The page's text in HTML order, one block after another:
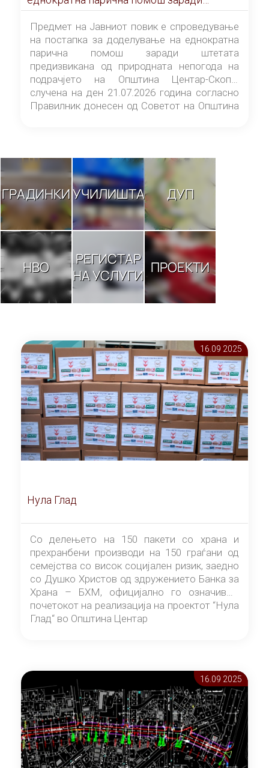
штетата предизвикана од природната
непогода на подрачјето на Општина
Центар-Скопје случена на ден 21.07.2026
година
Предмет на Јавниот повик е спроведување
на постапка за доделување на еднократна
парична помош заради штетата
предизвикана од природната непогода на
подрачјето на Општина Центар-Скопје
случена на ден 21.07.2026 година согласно
Правилник донесен од Советот на Општина
ГРАДИНКИУЧИЛИШТА ДУП
НВО
РЕГИСТАР
НА УСЛУГИ ПРОЕКТИ
16.09 2025
Нула Глад
Со делењето на 150 пакети со храна и
прехранбени производи на 150 граѓани од
семејства со висок социјален ризик, заедно
со Душко Христов од здружението Банка за
Храна – БХМ, официјално го означивме
почетокот на реализација на проектот “Нула
Глад“ во Општина Центар
16.09 2025